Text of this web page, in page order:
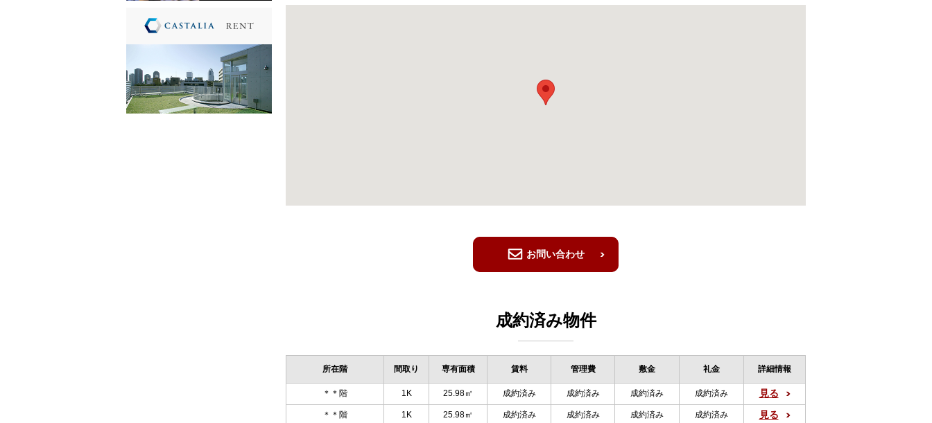
お問い合わせ
成約済み物件
所在階 間取り 専有面積 賃料 管理費 敷金 礼金 詳細情報
＊＊階 1K 25.98㎡ 成約済み 成約済み 成約済み 成約済み 見る
＊＊階 1K 25.98㎡ 成約済み 成約済み 成約済み 成約済み 見る